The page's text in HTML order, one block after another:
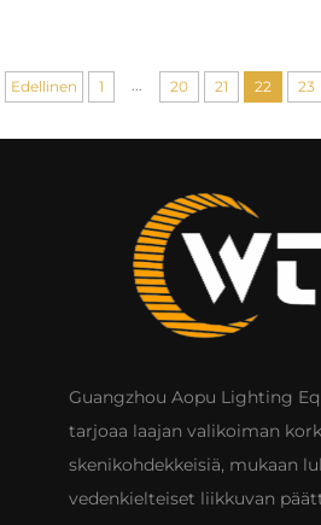
Edellinen 1 20 21 22 23
Guangzhou Aopu Lighting
tarjoaa laajan valikoiman
skenikohdekkeisiä, mukaan
vedenkielteiset liikkuvan